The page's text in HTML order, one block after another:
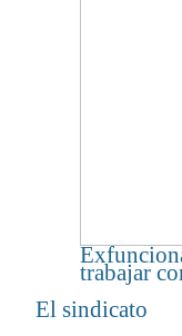
trabajar
El sindicato